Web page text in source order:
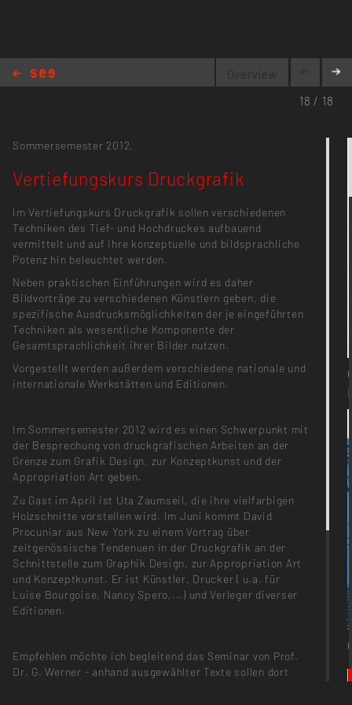
Overview
18 / 18
Sommersemester 2012,
Vertiefungskurs Druckgrafik
Im Vertiefungskurs Druckgrafik sollen verschiedenen
Techniken des Tief- und Hochdruckes aufbauend
vermittelt und auf ihre konzeptuelle und bildsprachliche
Potenz hin beleuchtet werden.
Neben praktischen Einführungen wird es daher
Bildvorträge zu verschiedenen Künstlern geben, die
spezifische Ausdrucksmöglichkeiten der je eingeführten
Techniken als wesentliche Komponente der
Gesamtsprachlichkeit ihrer Bilder nutzen.
Vorgestellt werden außerdem verschiedene nationale und
internationale Werkstätten und Editionen.
Im Sommersemester 2012 wird es einen Schwerpunkt mit
der Besprechung von druckgrafischen Arbeiten an der
Grenze zum Grafik Design, zur Konzeptkunst und der
Appropriation Art geben.
Zu Gast im April ist Uta Zaumseil, die ihre vielfarbigen
Holzschnitte vorstellen wird. Im Juni kommt David
Procuniar aus New York zu einem Vortrag über
zeitgenössische Tendenuen in der Druckgrafik an der
Schnittstelle zum Graphik Design, zur Appropriation Art
und Konzeptkunst. Er ist Künstler, Drucker ( u.a. für
Luise Bourgoise, Nancy Spero,...) und Verleger diverser
Editionen.
Empfehlen möchte ich begleitend das Seminar von Prof.
Dr. G. Werner - anhand ausgewählter Texte sollen dort